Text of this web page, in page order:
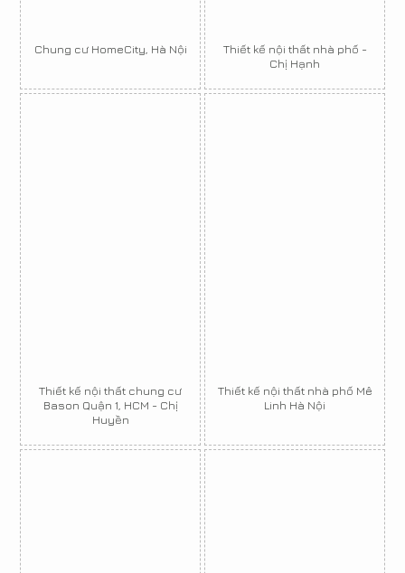
Chung cư HomeCity, Hà Nội
Thiết kế nội thất nhà phố -
Chị Hạnh
Thiết kế nội thất chung cư
Bason Quận 1, HCM - Chị
Huyền
Thiết kế nội thất nhà phố Mê
Linh Hà Nội